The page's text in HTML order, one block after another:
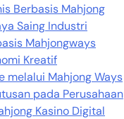
Berbasis Mahjong
Saing Industri
Mahjongways
Kreatif
melalui Mahjong Ways
pada Perusahaan
Kasino Digital